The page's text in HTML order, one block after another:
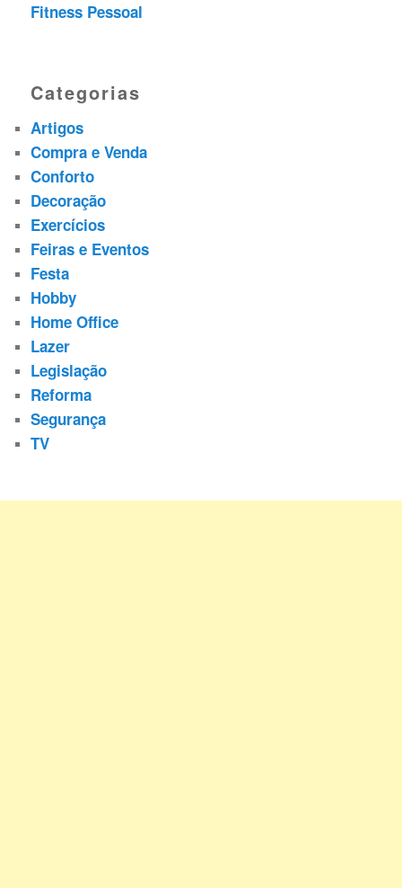
Fitness Pessoal
Categorias
Artigos
Compra e Venda
Conforto
Decoração
Exercícios
Feiras e Eventos
Festa
Hobby
Home Office
Lazer
Legislação
Reforma
Segurança
TV